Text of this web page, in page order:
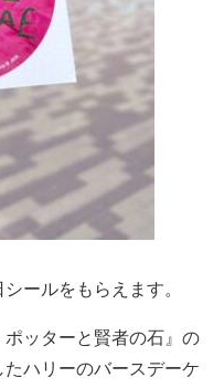
ールをもらえます。
ッターと賢者の石』の
ハリーのバースデーケ